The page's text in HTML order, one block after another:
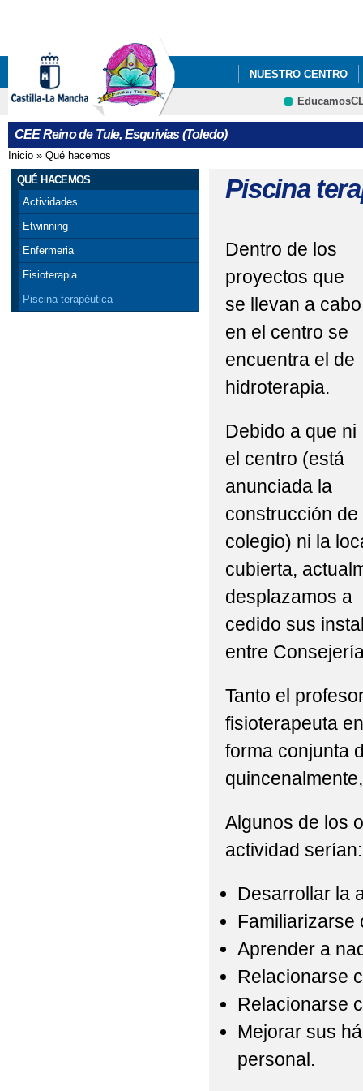
NUESTRO CENTRO
GALERÍA DE
CEE Reino de Tule, Esquivias (Toledo)
Se encuentra usted aquí
Inicio » Qué hacemos
QUÉ HACEMOS
Actividades
Etwinning
Enfermeria
Fisioterapia
Piscina terapéutica
Piscina
Dentro de los
proyectos que
se llevan a cabo
en el centro se
encuentra el de
hidroterapia.
Debido a que ni
el centro (está
anunciada la
construcción
colegio) ni la
cubierta,
desplazamos a
cedido sus
entre
Tanto el
fisioterapeuta
forma conjunta
Algunos de los
actividad serían:
Desarrollar la
Familiarizarse
Aprender a
Relacionarse
Relacionarse
Mejorar sus
personal.